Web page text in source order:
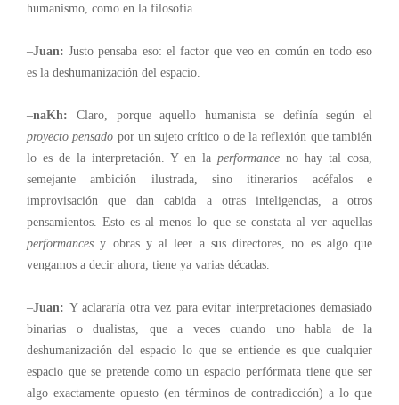
humanismo, como en la filosofía.
–Juan:Justo pensaba eso: el factor que veo en común en todo eso
es la deshumanización del espacio.
–naKh: Claro, porque aquello humanista se definía según el
proyecto pensado por un sujeto crítico o de la reflexión que también
lo es de la interpretación. Y en la performance no hay tal cosa,
semejante ambición ilustrada, sino itinerarios acéfalos e
improvisación que dan cabida a otras inteligencias, a otros
pensamientos. Esto es al menos lo que se constata al ver aquellas
performances y obras y al leer a sus directores, no es algo que
vengamos a decir ahora, tiene ya varias décadas.
–Juan: Y aclararía otra vez para evitar interpretaciones demasiado
binarias o dualistas, que a veces cuando uno habla de la
deshumanización del espacio lo que se entiende es que cualquier
espacio que se pretende como un espacio perfórmata tiene que ser
algo exactamente opuesto (en términos de contradicción) a lo que